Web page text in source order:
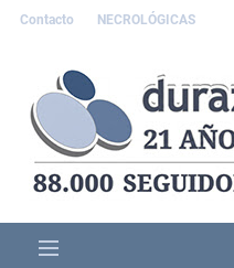
Contacto NECROLÓGICAS